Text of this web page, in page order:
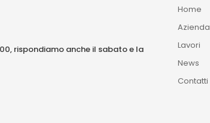
rispondiamo anche il sabato e la
Home
Azienda
Lavori
News
Contatti